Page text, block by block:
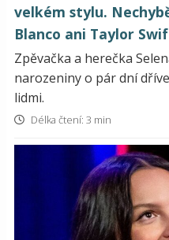
velkém stylu.
Blanco ani Taylor
Zpěvačka a herečka
narozeniny o pár dní
lidmi.
Délka čtení: 3 min